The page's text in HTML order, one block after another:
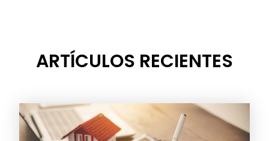
ARTÍCULOS RECIENTES